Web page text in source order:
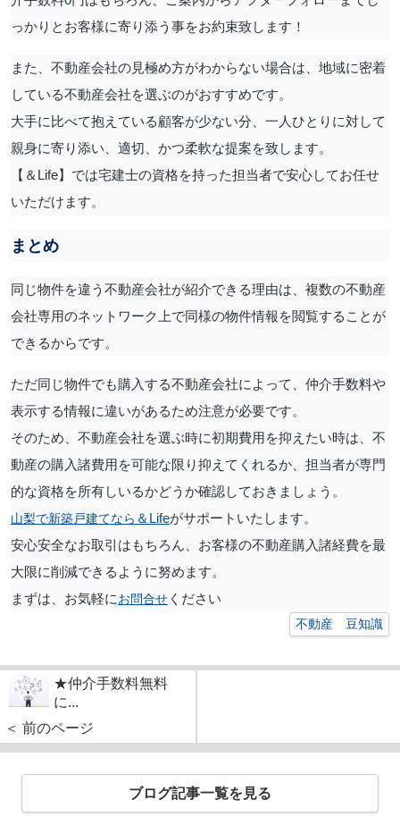
っかりとお客様に寄り添う事をお約束致します！
また、不動産会社の見極め方がわからない場合は、地域に密着
している不動産会社を選ぶのがおすすめです。
大手に比べて抱えている顧客が少ない分、一人ひとりに対して
親身に寄り添い、適切、かつ柔軟な提案を致します。
【＆Life】では宅建士の資格を持った担当者で安心してお任せ
いただけます。
まとめ
同じ物件を違う不動産会社が紹介できる理由は、複数の不動産
会社専用のネットワーク上で同様の物件情報を閲覧することが
できるからです。
ただ同じ物件でも購入する不動産会社によって、仲介手数料や
表示する情報に違いがあるため注意が必要です。
そのため、不動産会社を選ぶ時に初期費用を抑えたい時は、不
動産の購入諸費用を可能な限り抑えてくれるか、担当者が専門
的な資格を所有しいるかどうか確認しておきましょう。
山梨で新築戸建てなら ＆Lifeがサポートいたします。
安心安全なお取引はもちろん、お客様の不動産購入諸経費を最
大限に削減できるように努めます。
まずは、お気軽にお問合せください
不動産 豆知識
★仲介手数料無料
に...
＜ 前のページ
ブログ記事一覧を見る